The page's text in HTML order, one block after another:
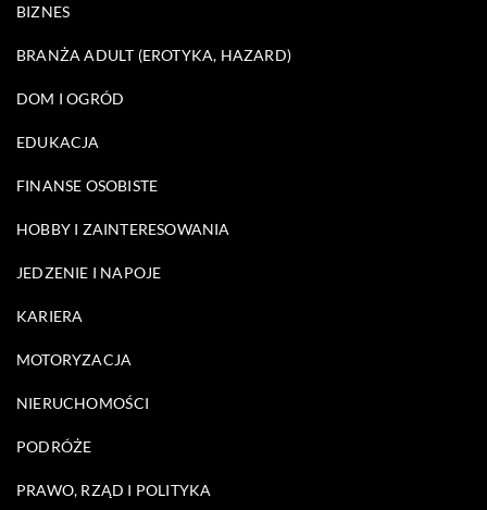
BIZNES
BRANŻA ADULT (EROTYKA, HAZARD)
DOM I OGRÓD
EDUKACJA
FINANSE OSOBISTE
HOBBY I ZAINTERESOWANIA
JEDZENIE I NAPOJE
KARIERA
MOTORYZACJA
NIERUCHOMOŚCI
PODRÓŻE
PRAWO, RZĄD I POLITYKA